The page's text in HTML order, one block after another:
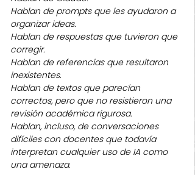
Hablan de prompts que les ayudaron a
organizar ideas.
Hablan de respuestas que tuvieron que
corregir.
Hablan de referencias que resultaron
inexistentes.
Hablan de textos que parecían
correctos, pero que no resistieron una
revisión académica rigurosa.
Hablan, incluso, de conversaciones
difíciles con docentes que todavía
interpretan cualquier uso de IA como
una amenaza.